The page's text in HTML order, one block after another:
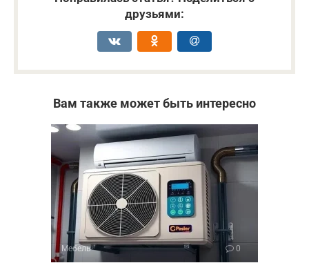
друзьями:
Вам также может быть интересно
Мебель 0